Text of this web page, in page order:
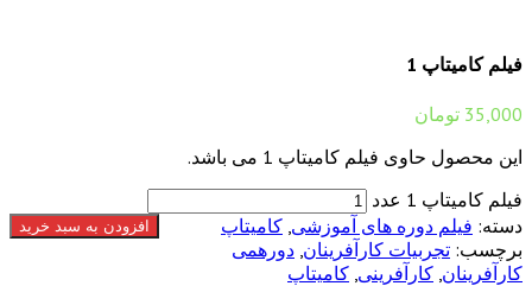
فیلم کامیتاپ 1
35,000 تومان
این محصول حاوی فیلم کامیتاپ 1 می باشد.
فیلم کامیتاپ 1 عدد
افزودن به سبد خرید دسته: فیلم دوره های آموزشی کامیتاپ
برچسب: تجربیات کارآفرینان دورهمی
کارآفرینان کارآفرینی کامیتاپ